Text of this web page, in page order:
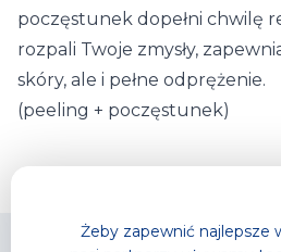
poczęstunek dopełni chwilę
rozpali Twoje zmysły,
skóry, ale i pełne odprężenie.
(peeling + poczęstunek)
Żeby zapewnić najlepsze